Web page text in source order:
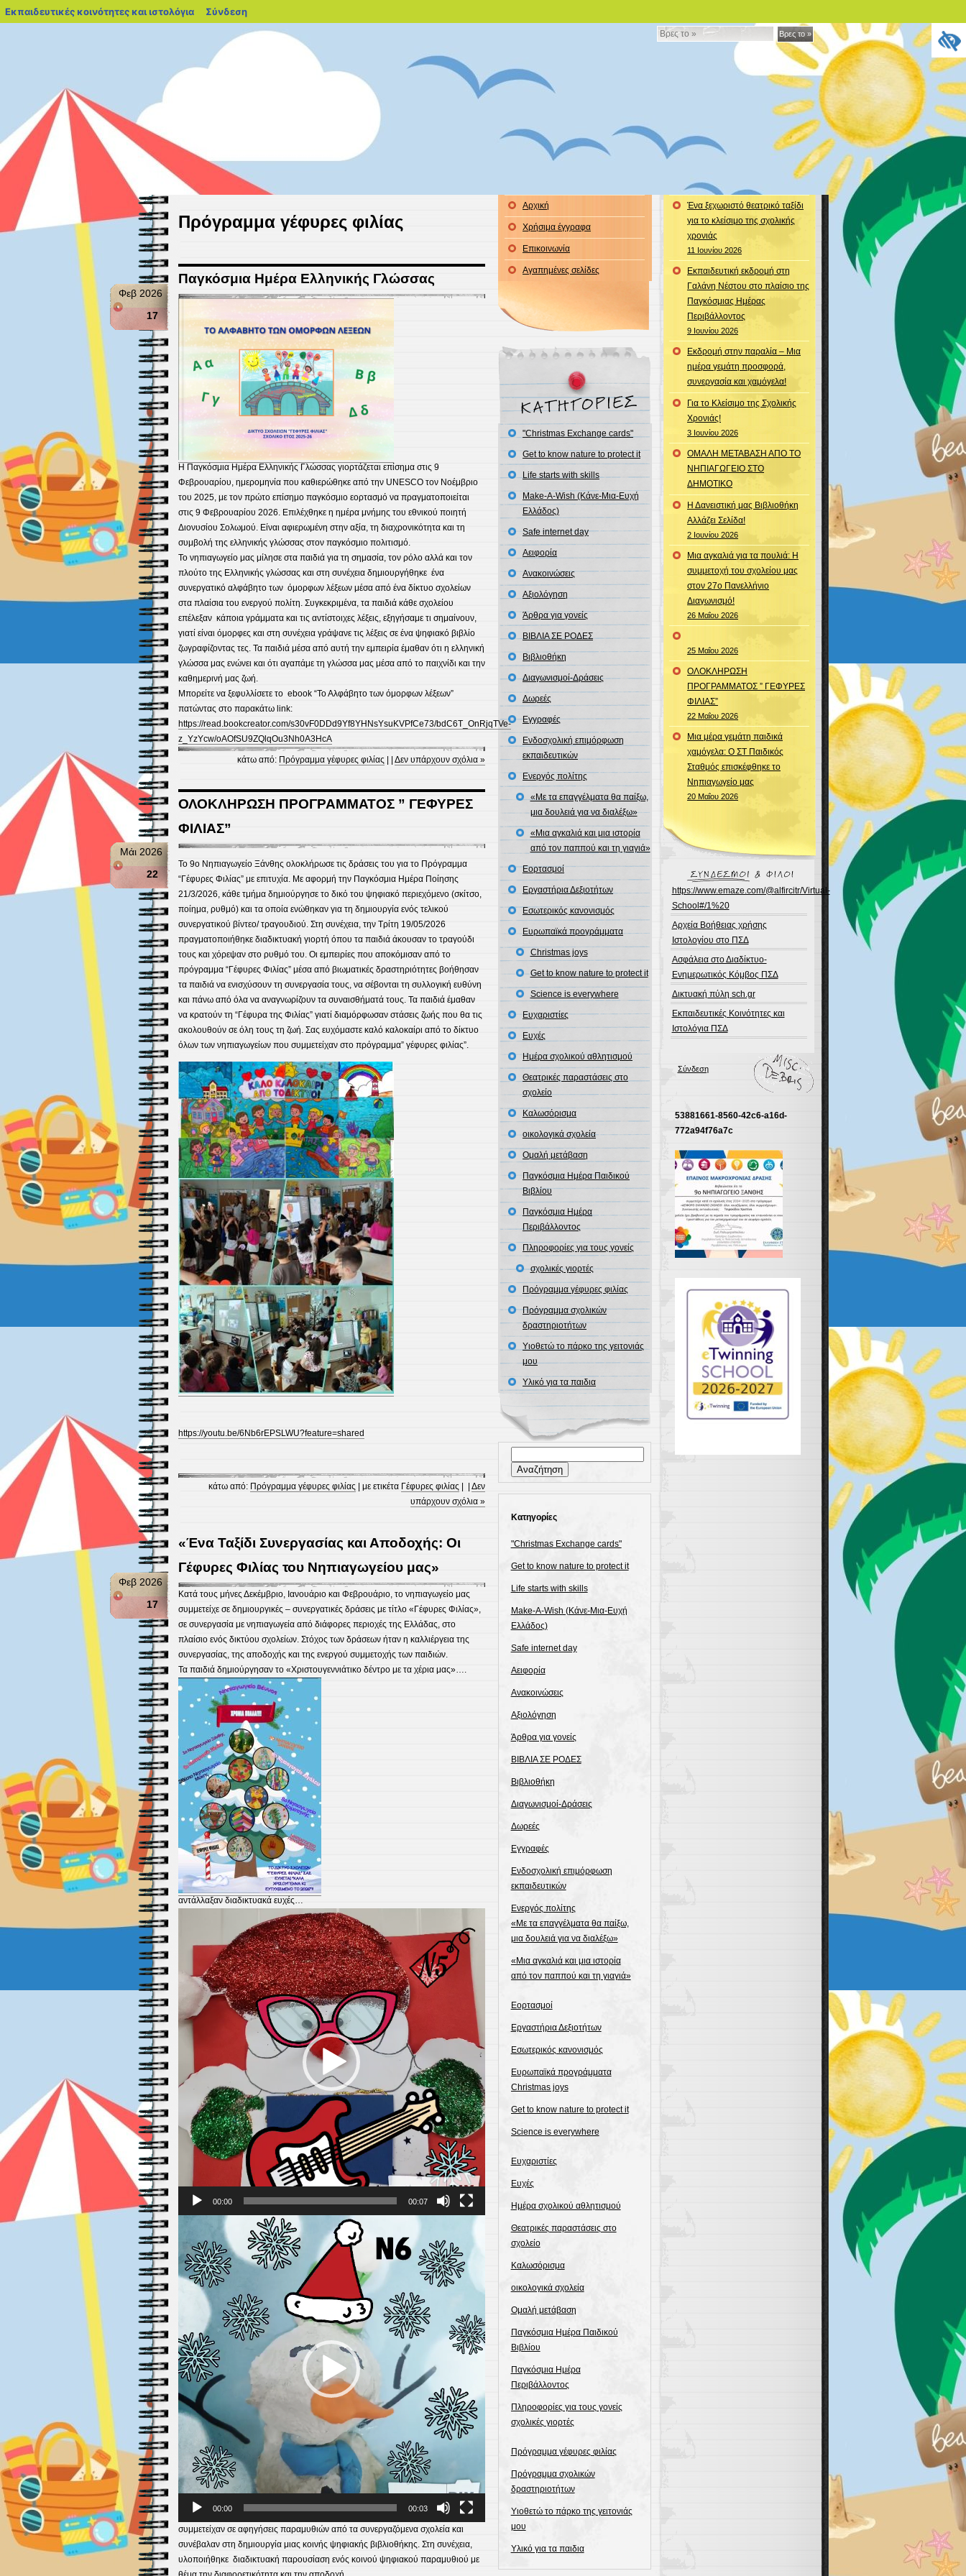
Βρες
Βρες το »
Πρόγραμμα γέφυρες φιλίας
Παγκόσμια Ημέρα Ελληνικής Γλώσσας
Φεβ 2026
17
Η Παγκόσμια Ημέρα Ελληνικής Γλώσσας γιορτάζεται επίσημα στις 9
Φεβρουαρίου, ημερομηνία που καθιερώθηκε από την UNESCO τον Νοέμβριο
του 2025, με τον πρώτο επίσημο παγκόσμιο εορτασμό να πραγματοποιείται
στις 9 Φεβρουαρίου 2026. Επιλέχθηκε η ημέρα μνήμης του εθνικού ποιητή
Διονυσίου Σολωμού.Είναι αφιερωμένη στην αξία, τη διαχρονικότητα και τη
συμβολή της ελληνικής γλώσσας στον παγκόσμιο πολιτισμό.
Το νηπιαγωγείο μας μίλησε στα παιδιά για τη σημασία, τον ρόλο αλλά και τον
πλούτο της Ελληνικής γλώσσας και στη συνέχεια δημιουργήθηκε ένα
συνεργατικό αλφάβητο των όμορφων λέξεων μέσα από ένα δίκτυο σχολείων
στα πλαίσια του ενεργού πολίτη. Συγκεκριμένα, τα παιδιά κάθε σχολείου
επέλεξαν κάποια γράμματα και τις αντίστοιχες λέξεις, εξηγήσαμε τι σημαίνουν,
γιατί είναι όμορφες και στη συνέχεια γράψανε τις λέξεις σε ένα ψηφιακό βιβλίο
ζωγραφίζοντας τες. Τα παιδιά μέσα από αυτή την εμπειρία έμαθαν ότι η ελληνική
γλώσσα μας ενώνει και ότι αγαπάμε τη γλώσσα μας μέσα από το παιχνίδι και την
καθημερινή μας ζωή.
Μπορείτε να ξεφυλλίσετε το ebook “Το Αλφάβητο των όμορφων λέξεων”
πατώντας στο παρακάτω link:
https://read.bookcreator.com/s30vF0DDd9Yf8YHNsYsuKVPfCe73/bdC6T_OnRjqTVe-
z_YzYcw/oAOfSU9ZQlqOu3Nh0A3HcA
κάτω από: Πρόγραμμα γέφυρες φιλίας Δεν υπάρχουν σχόλια »
ΟΛΟΚΛΗΡΩΣΗ ΠΡΟΓΡΑΜΜΑΤΟΣ ” ΓΕΦΥΡΕΣ
ΦΙΛΙΑΣ”
Μάι 2026
22
Το 9ο Νηπιαγωγείο Ξάνθης ολοκλήρωσε τις δράσεις του για το Πρόγραμμα
“Γέφυρες Φιλίας” με επιτυχία. Με αφορμή την Παγκόσμια Ημέρα Ποίησης
21/3/2026, κάθε τμήμα δημιούργησε το δικό του ψηφιακό περιεχόμενο (σκίτσο,
ποίημα, ρυθμό) και τα οποία ενώθηκαν για τη δημιουργία ενός τελικού
συνεργατικού βίντεο/ τραγουδιού. Στη συνέχεια, την Τρίτη 19/05/2026
πραγματοποιήθηκε διαδικτυακή γιορτή όπου τα παιδιά άκουσαν το τραγούδι
τους και χόρεψαν στο ρυθμό του. Οι εμπειρίες που αποκόμισαν από το
πρόγραμμα “Γέφυρες Φιλίας” μέσα από βιωματικές δραστηριότητες βοήθησαν
τα παιδιά να ενισχύσουν τη συνεργασία τους, να σέβονται τη συλλογική ευθύνη
και πάνω από όλα να αναγνωρίζουν τα συναισθήματά τους. Τα παιδιά έμαθαν
να κρατούν τη “Γέφυρα της Φιλίας” γιατί διαμόρφωσαν στάσεις ζωής που θα τις
ακολουθούν σε όλη τους τη ζωή. Σας ευχόμαστε καλό καλοκαίρι από το δίκτυο
όλων των νηπιαγωγείων που συμμετείχαν στο πρόγραμμα” γέφυρες φιλίας”.
https://youtu.be/6Nb6rEPSLWU?feature=shared
κάτω από: Πρόγραμμα γέφυρες φιλίας | με ετικέτα Γέφυρες φιλίας
Δεν
υπάρχουν σχόλια »
«Ένα Ταξίδι Συνεργασίας και Αποδοχής: Οι
Γέφυρες Φιλίας του Νηπιαγωγείου μας»
Φεβ 2026
17
Κατά τους μήνες Δεκέμβριο, Ιανουάριο και Φεβρουάριο, το νηπιαγωγείο μας
συμμετείχε σε δημιουργικές – συνεργατικές δράσεις με τίτλο «Γέφυρες Φιλίας»,
σε συνεργασία με νηπιαγωγεία από διάφορες περιοχές της Ελλάδας, στο
πλαίσιο ενός δικτύου σχολείων. Στόχος των δράσεων ήταν η καλλιέργεια της
συνεργασίας, της αποδοχής και της ενεργού συμμετοχής των παιδιών.
Τα παιδιά δημιούργησαν το «Χριστουγεννιάτικο δέντρο με τα χέρια μας»….
αντάλλαξαν διαδικτυακά ευχές…
Βίντεο
00:00 00:07
Αναπαραγωγής
Βίντεο
00:00 00:03
συμμετείχαν σε αφηγήσεις παραμυθιών από τα συνεργαζόμενα σχολεία και
συνέβαλαν στη δημιουργία μιας κοινής ψηφιακής βιβλιοθήκης. Στη συνέχεια,
υλοποιήθηκε διαδικτυακή παρουσίαση ενός κοινού ψηφιακού παραμυθιού με
Αρχική
Χρήσιμα έγγραφα
Επικοινωνία
Αγαπημένες σελίδες
"Christmas Exchange cards"
Get to know nature to protect it
Life starts with skills
Make-A-Wish (Κάνε-Μια-Ευχή
Ελλάδος)
Safe internet day
Αειφορία
Ανακοινώσεις
Αξιολόγηση
Άρθρα για γονείς
ΒΙΒΛΙΑ ΣΕ ΡΟΔΕΣ
Βιβλιοθήκη
Διαγωνισμοί-Δράσεις
Δωρεές
Εγγραφές
Ενδοσχολική επιμόρφωση
εκπαιδευτικών
Ενεργός πολίτης
«Με τα επαγγέλματα θα παίξω,
μια δουλειά για να διαλέξω»
«Μια αγκαλιά και μια ιστορία
από τον παππού και τη γιαγιά»
Εορτασμοί
Εργαστήρια Δεξιοτήτων
Εσωτερικός κανονισμός
Ευρωπαϊκά προγράμματα
Christmas joys
Get to know nature to protect it
Science is everywhere
Ευχαριστίες
Ευχές
Ημέρα σχολικού αθλητισμού
Θεατρικές παραστάσεις στο
σχολείο
Καλωσόρισμα
οικολογικά σχολεία
Ομαλή μετάβαση
Παγκόσμια Ημέρα Παιδικού
Βιβλίου
Παγκόσμια Ημέρα
Περιβάλλοντος
Πληροφορίες για τους γονείς
σχολικές γιορτές
Πρόγραμμα γέφυρες φιλίας
Πρόγραμμα σχολικών
δραστηριοτήτων
Υιοθετώ το πάρκο της γειτονιάς
μου
Υλικό για τα παιδια
για:
Kατηγορίες
"Christmas Exchange cards"
Get to know nature to protect it
Life starts with skills
Make-A-Wish (Κάνε-Μια-Ευχή
Ελλάδος)
Safe internet day
Αειφορία
Ανακοινώσεις
Αξιολόγηση
Άρθρα για γονείς
ΒΙΒΛΙΑ ΣΕ ΡΟΔΕΣ
Βιβλιοθήκη
Διαγωνισμοί-Δράσεις
Δωρεές
Εγγραφές
Ενδοσχολική επιμόρφωση
εκπαιδευτικών
Ενεργός πολίτης
«Με τα επαγγέλματα θα παίξω,
μια δουλειά για να διαλέξω»
«Μια αγκαλιά και μια ιστορία
από τον παππού και τη γιαγιά»
Εορτασμοί
Εργαστήρια Δεξιοτήτων
Εσωτερικός κανονισμός
Ευρωπαϊκά προγράμματα
Christmas joys
Get to know nature to protect it
Science is everywhere
Ευχαριστίες
Ευχές
Ημέρα σχολικού αθλητισμού
Θεατρικές παραστάσεις στο
σχολείο
Καλωσόρισμα
οικολογικά σχολεία
Ομαλή μετάβαση
Παγκόσμια Ημέρα Παιδικού
Βιβλίου
Παγκόσμια Ημέρα
Περιβάλλοντος
Πληροφορίες για τους γονείς
σχολικές γιορτές
Πρόγραμμα γέφυρες φιλίας
Πρόγραμμα σχολικών
δραστηριοτήτων
Υιοθετώ το πάρκο της γειτονιάς
μου
Υλικό για τα παιδια
Ένα ξεχωριστό θεατρικό ταξίδι
για το κλείσιμο της σχολικής
χρονιάς
11 Ιουνίου 2026
Εκπαιδευτική εκδρομή στη
Γαλάνη Νέστου στο πλαίσιο της
Παγκόσμιας Ημέρας
Περιβάλλοντος
9 Ιουνίου 2026
Εκδρομή στην παραλία – Μια
ημέρα γεμάτη προσφορά,
συνεργασία και χαμόγελα!
Για το Κλείσιμο της Σχολικής
Χρονιάς!
3 Ιουνίου 2026
ΟΜΑΛΗ ΜΕΤΑΒΑΣΗ ΑΠΟ ΤΟ
ΝΗΠΙΑΓΩΓΕΙΟ ΣΤΟ
ΔΗΜΟΤΙΚΟ
Η Δανειστική μας Βιβλιοθήκη
Αλλάζει Σελίδα!
2 Ιουνίου 2026
Μια αγκαλιά για τα πουλιά: Η
συμμετοχή του σχολείου μας
στον 27ο Πανελλήνιο
Διαγωνισμό!
26 Μαΐου 2026
25 Μαΐου 2026
ΟΛΟΚΛΗΡΩΣΗ
ΠΡΟΓΡΑΜΜΑΤΟΣ ” ΓΕΦΥΡΕΣ
ΦΙΛΙΑΣ”
22 Μαΐου 2026
Μια μέρα γεμάτη παιδικά
χαμόγελα: Ο ΣΤ Παιδικός
Σταθμός επισκέφθηκε το
Νηπιαγωγείο μας
20 Μαΐου 2026
https://www.emaze.com/@alfircitr/Virtual-
School#/1%20
Αρχεία Βοήθειας χρήσης
Ιστολογίου στο ΠΣΔ
Ασφάλεια στο Διαδίκτυο-
Ενημερωτικός Κόμβος ΠΣΔ
Δικτυακή πύλη sch.gr
Εκπαιδευτικές Κοινότητες και
Ιστολόγια ΠΣΔ
Σύνδεση
53881661-8560-42c6-a16d-
772a94f76a7c
Εκπαιδευτικές κοινότητες και ιστολόγια blogs.sch.gr
Σύνδεση